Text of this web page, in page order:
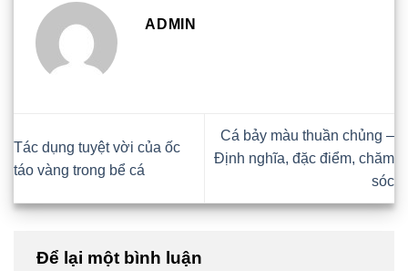
ADMIN
Tác dụng tuyệt vời của ốc
táo vàng trong bể cá
Cá bảy màu thuần chủng –
Định nghĩa, đặc điểm, chăm
sóc
Để lại một bình luận